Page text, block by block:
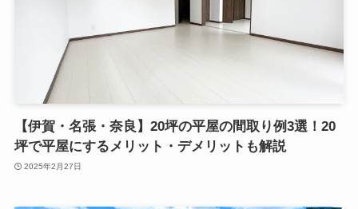
【伊賀・名張・奈良】20坪の平屋の間取り例3選！20
坪で平屋にするメリット・デメリットも解説
2025年2月27日